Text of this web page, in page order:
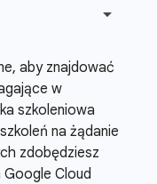
aby znajdować
w
szkoleniowa
na żądanie
zdobędziesz
Cloud